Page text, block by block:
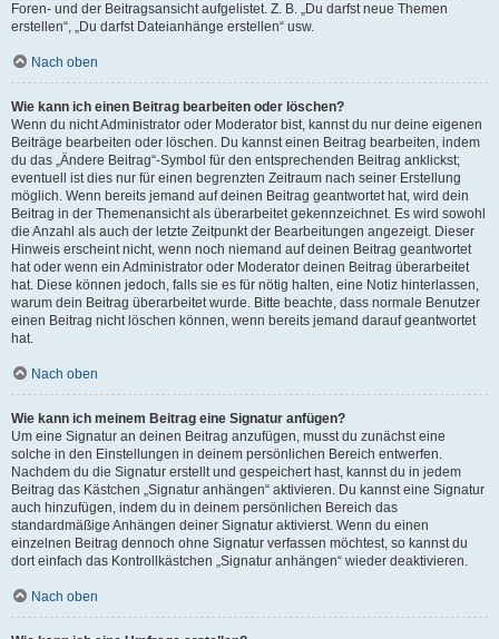
Foren- und der Beitragsansicht aufgelistet. Z. B. „Du darfst neue Themen
erstellen“, „Du darfst Dateianhänge erstellen“ usw.
Nach oben
Wie kann ich einen Beitrag bearbeiten oder löschen?
Wenn du nicht Administrator oder Moderator bist, kannst du nur deine eigenen
Beiträge bearbeiten oder löschen. Du kannst einen Beitrag bearbeiten, indem
du das „Ändere Beitrag“-Symbol für den entsprechenden Beitrag anklickst;
eventuell ist dies nur für einen begrenzten Zeitraum nach seiner Erstellung
möglich. Wenn bereits jemand auf deinen Beitrag geantwortet hat, wird dein
Beitrag in der Themenansicht als überarbeitet gekennzeichnet. Es wird sowohl
die Anzahl als auch der letzte Zeitpunkt der Bearbeitungen angezeigt. Dieser
Hinweis erscheint nicht, wenn noch niemand auf deinen Beitrag geantwortet
hat oder wenn ein Administrator oder Moderator deinen Beitrag überarbeitet
hat. Diese können jedoch, falls sie es für nötig halten, eine Notiz hinterlassen,
warum dein Beitrag überarbeitet wurde. Bitte beachte, dass normale Benutzer
einen Beitrag nicht löschen können, wenn bereits jemand darauf geantwortet
hat.
Nach oben
Wie kann ich meinem Beitrag eine Signatur anfügen?
Um eine Signatur an deinen Beitrag anzufügen, musst du zunächst eine
solche in den Einstellungen in deinem persönlichen Bereich entwerfen.
Nachdem du die Signatur erstellt und gespeichert hast, kannst du in jedem
Beitrag das Kästchen „Signatur anhängen“ aktivieren. Du kannst eine Signatur
auch hinzufügen, indem du in deinem persönlichen Bereich das
standardmäßige Anhängen deiner Signatur aktivierst. Wenn du einen
einzelnen Beitrag dennoch ohne Signatur verfassen möchtest, so kannst du
dort einfach das Kontrollkästchen „Signatur anhängen“ wieder deaktivieren.
Nach oben